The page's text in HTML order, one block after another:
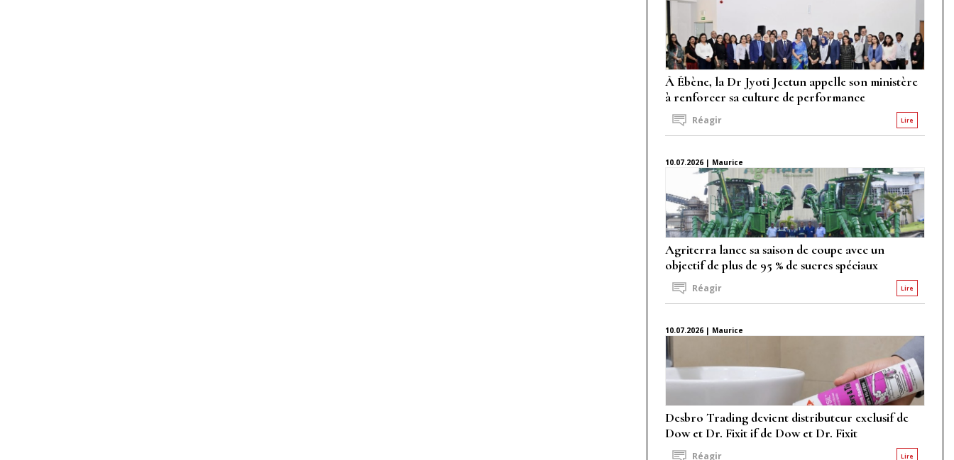
À Ébène, la Dr Jyoti Jeetun appelle son ministère
à renforcer sa culture de performance
Lire
Réagir
10.07.2026 | Maurice
Agriterra lance sa saison de coupe avec un
objectif de plus de 95 % de sucres spéciaux
Lire
Réagir
10.07.2026 | Maurice
Desbro Trading devient distributeur exclusif de
Dow et Dr. Fixit if de Dow et Dr. Fixit
Lire
Réagir